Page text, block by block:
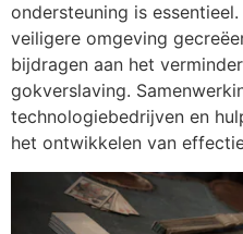
ondersteuning is
veiligere omgeving
bijdragen aan het
gokverslaving.
technologiebedrijven en
het ontwikkelen van